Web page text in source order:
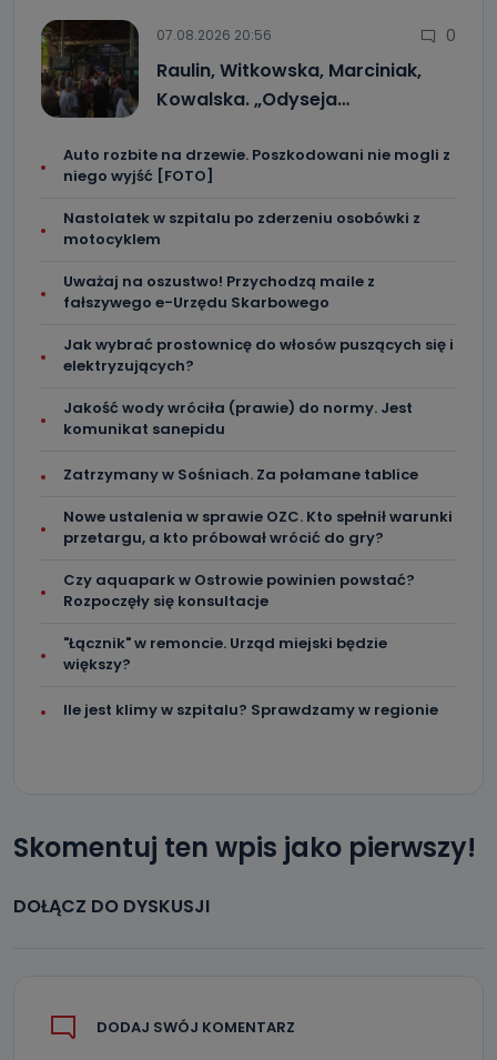
07.08.2026 20:56 0
Raulin, Witkowska, Marciniak,
Kowalska. „Odyseja…
Auto rozbite na drzewie. Poszkodowani nie mogli z
niego wyjść [FOTO]
Nastolatek w szpitalu po zderzeniu osobówki z
motocyklem
Uważaj na oszustwo! Przychodzą maile z
fałszywego e-Urzędu Skarbowego
Jak wybrać prostownicę do włosów puszących się i
elektryzujących?
Jakość wody wróciła (prawie) do normy. Jest
komunikat sanepidu
Zatrzymany w Sośniach. Za połamane tablice
Nowe ustalenia w sprawie OZC. Kto spełnił warunki
przetargu, a kto próbował wrócić do gry?
Czy aquapark w Ostrowie powinien powstać?
Rozpoczęły się konsultacje
"Łącznik" w remoncie. Urząd miejski będzie
większy?
Ile jest klimy w szpitalu? Sprawdzamy w regionie
Skomentuj ten wpis jako pierwszy!
DOŁĄCZ DO DYSKUSJI
DODAJ SWÓJ KOMENTARZ